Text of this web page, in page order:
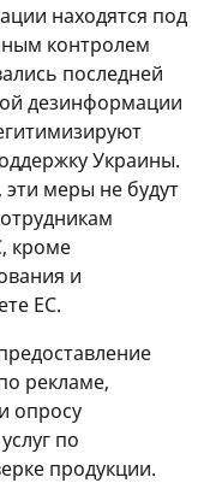
находятся под
контролем
последней
дезинформации
Украины.
меры не будут
кроме
и
ЕС.
рекламе,
опросу
по
продукции.